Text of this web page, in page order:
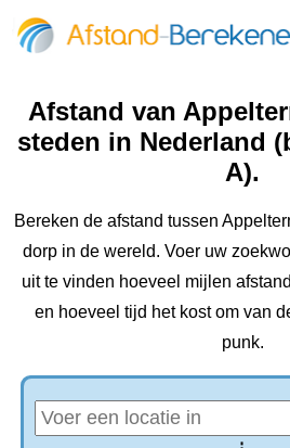
Afstand van
steden in Nederland
A).
Bereken de afstand tussen
dorp in de wereld. Voer uw
uit te vinden hoeveel mijlen
en hoeveel tijd het kost om van
punk.